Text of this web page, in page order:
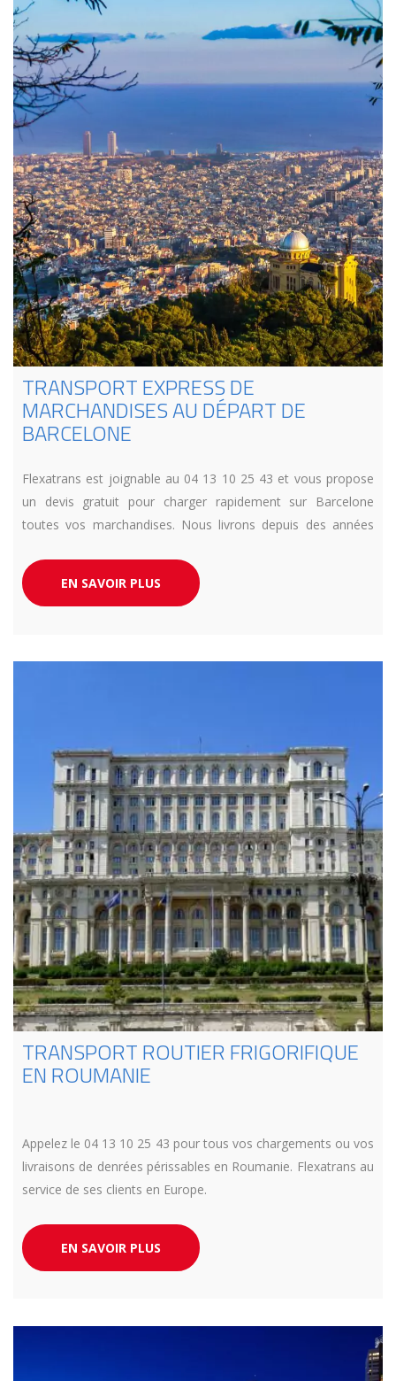
TRANSPORT EXPRESS DE
MARCHANDISES AU DÉPART DE
BARCELONE
Flexatrans est joignable au 04 13 10 25 43 et vous propose
un devis gratuit pour charger rapidement sur Barcelone
toutes vos marchandises. Nous livrons depuis des années
vos exigences délais garantit.
EN SAVOIR PLUS
TRANSPORT ROUTIER FRIGORIFIQUE
EN ROUMANIE
Appelez le 04 13 10 25 43 pour tous vos chargements ou vos
livraisons de denrées périssables en Roumanie. Flexatrans au
service de ses clients en Europe.
EN SAVOIR PLUS